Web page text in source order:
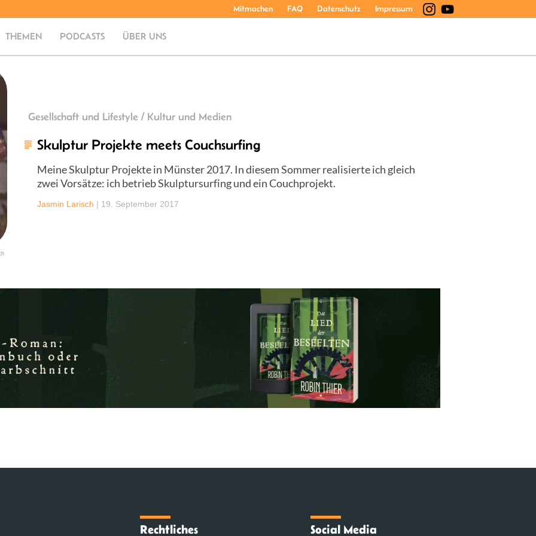
Mitmachen FAQ Datenschutz Impressum
THEMEN PODCASTS ÜBER UNS
Gesellschaft und Lifestyle / Kultur und Medien
Skulptur Projekte meets Couchsurfing
Meine Skulptur Projekte in Münster 2017. In diesem Sommer realisierte ich gleich
zwei Vorsätze: ich betrieb Skulptursurfing und ein Couchprojekt.
Jasmin Larisch | 19. September 2017
Rechtliches Social Media